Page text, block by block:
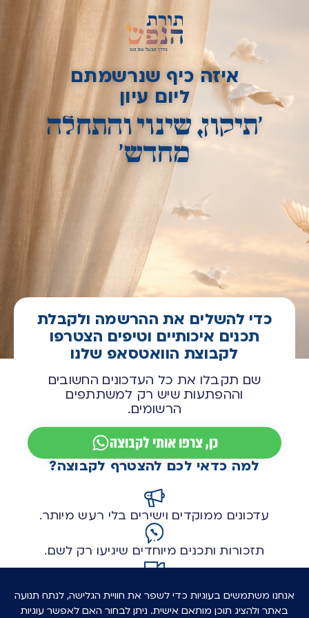
איזה כיף שנרשמתם
ליום עיון
'תיקון, שינוי והתחלה
מחדש'
כדי להשלים את ההרשמה ולקבלת
תכנים איכותיים וטיפים הצטרפו
לקבוצת הוואטסאפ שלנו
שם תקבלו את כל העדכונים החשובים
וההפתעות שיש רק למשתתפים
הרשומים.
כן, צרפו אותי לקבוצה
למה כדאי לכם להצטרף לקבוצה?
עדכונים ממוקדים וישירים בלי רעש מיותר.
תזכורות ותכנים מיוחדים שיגיעו רק לשם.
ההכנה לכנס.